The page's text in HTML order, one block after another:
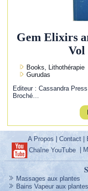
Gem Elixirs
Vol
Books, Lithothérapie
Gurudas
Editeur : Cassandra
Broché…
A Propos |Contact |
Chaîne YouTube|
Massages aux plantes
Bains Vapeur aux plantes